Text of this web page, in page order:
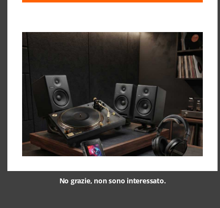
Ultimi Articoli Visualizzati
No grazie, non sono interessato.